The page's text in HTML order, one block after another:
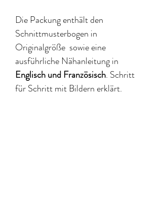
Die Packung enthält den
Schnittmusterbogen in
Originalgröße sowie eine
ausführliche Nähanleitung in
Englisch und Französisch. Schritt
für Schritt mit Bildern erklärt.